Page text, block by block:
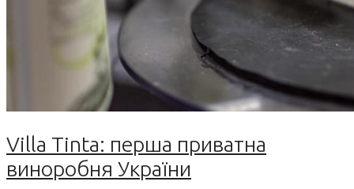
Villa Tinta: перша приватна
виноробня України